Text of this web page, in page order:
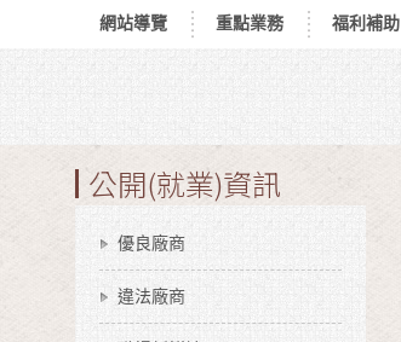
跳到主要內容區塊
網站導覽 重點業務 福利補助
公開(就業)資訊
優良廠商
違法廠商